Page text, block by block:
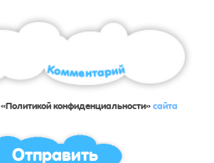
«Политикой конфиденциальности»сайта
Отправить